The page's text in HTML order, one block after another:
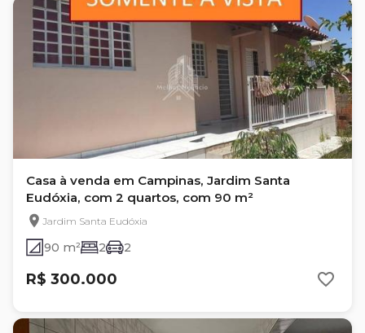
Casa à venda em Campinas, Jardim Santa
Eudóxia, com 2 quartos, com 90 m²
Jardim Santa Eudóxia
90 m² 2 2
R$ 300.000